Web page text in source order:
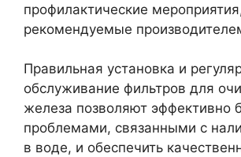
профилактические
рекомендуемые
Правильная установка и
обслуживание фильтров для
железа позволяют эффективно
проблемами, связанными с
в воде, и обеспечить